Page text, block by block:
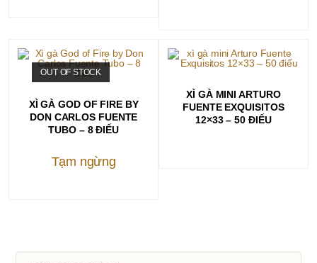
OUT OF STOCK
XÌ GÀ GOD OF FIRE BY
DON CARLOS FUENTE
TUBO – 8 ĐIẾU
Tạm ngừng
ĐỌC TIẾP
XÌ GÀ MINI ARTURO
FUENTE EXQUISITOS
12×33 – 50 ĐIẾU